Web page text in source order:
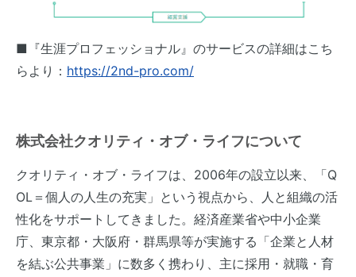
■『生涯プロフェッショナル』のサービスの詳細はこち
らより： https://2nd-pro.com/
株式会社クオリティ・オブ・ライフについて
クオリティ・オブ・ライフは、2006年の設立以来、「Q
OL＝個人の人生の充実」という視点から、人と組織の活
性化をサポートしてきました。経済産業省や中小企業
庁、東京都・大阪府・群馬県等が実施する「企業と人材
を結ぶ公共事業」に数多く携わり、主に採用・就職・育